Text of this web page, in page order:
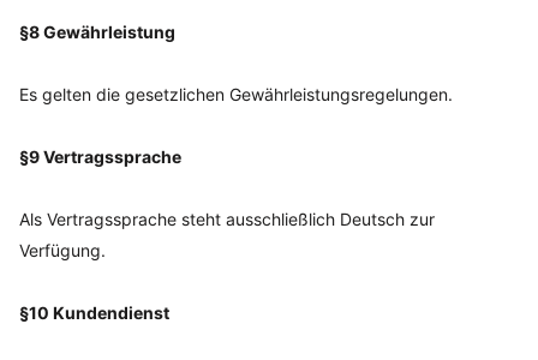
§8 Gewährleistung
Es gelten die gesetzlichen Gewährleistungsregelungen.
§9 Vertragssprache
Als Vertragssprache steht ausschließlich Deutsch zur
Verfügung.
§10 Kundendienst